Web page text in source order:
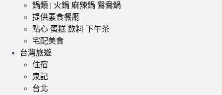
鍋類 | 火鍋 麻辣鍋 鴛鴦鍋
提供素食餐廳
點心 蛋糕 飲料 下午茶
宅配美食
台灣旅遊
住宿
泉記
台北